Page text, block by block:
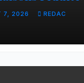
plusieurs
sans abri
7, 2026 REDAC